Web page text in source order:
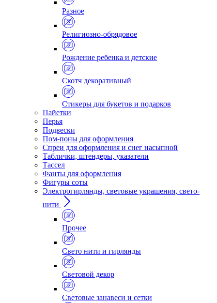
Разное
Религиозно-обрядовое
Рождение ребенка и детские
Скотч декоративный
Стикеры для букетов и подарков
Пайетки
Перья
Подвески
Пом-поны для оформления
Спреи для оформления и снег насыпной
Таблички, штендеры, указатели
Тассел
Фанты для оформления
Фигуры соты
Электрогирлянды, световые украшения, свето-
нити
Прочее
Свето нити и гирлянды
Световой декор
Световые занавеси и сетки